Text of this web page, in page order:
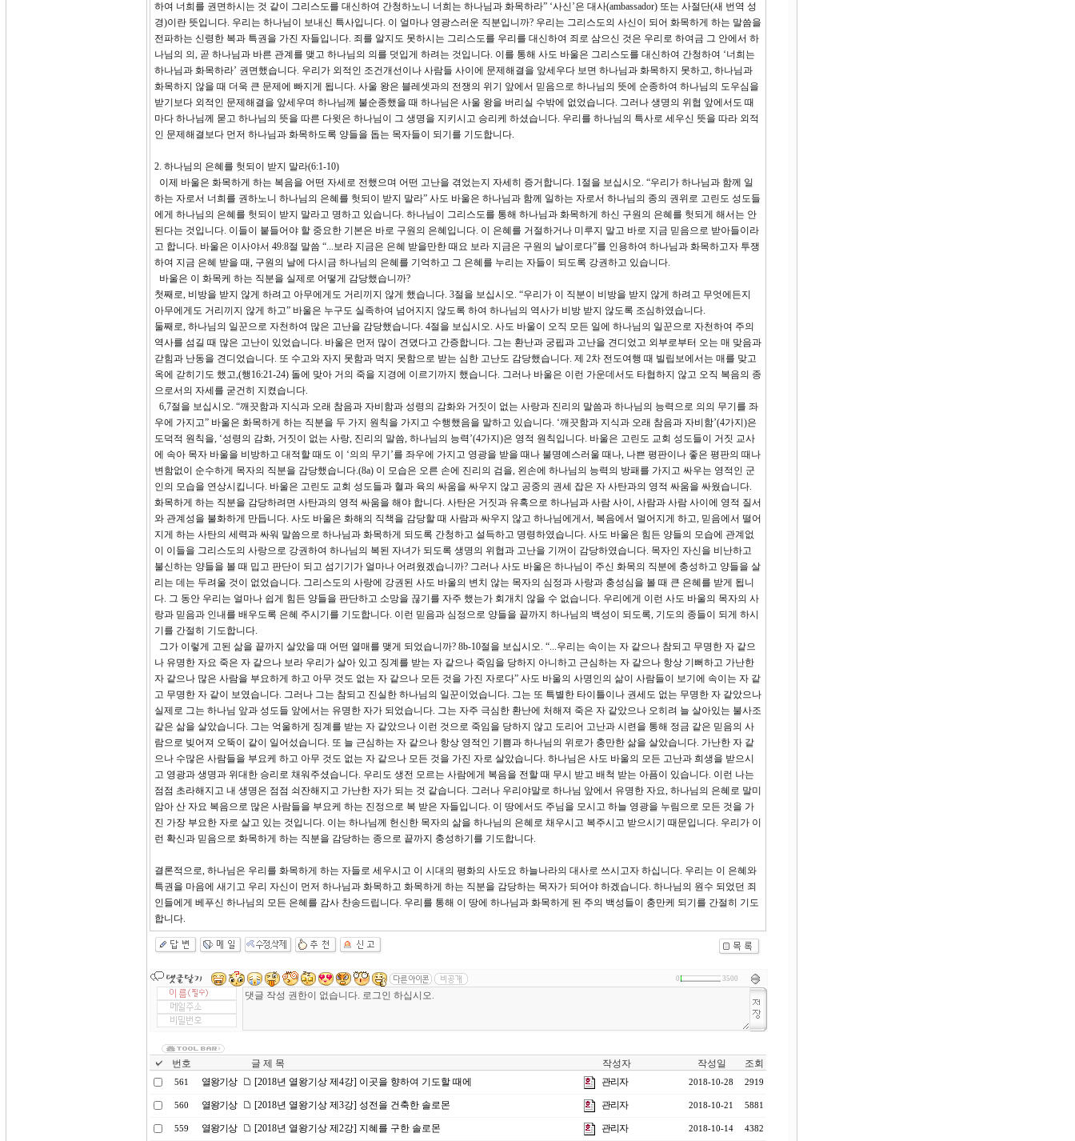
하여 너희를 권면하시는 것 같이 그리스도를 대신하여 간청하노니 너희는 하나님과 화목하라” ‘사신’은 대사(ambassador) 또는 사절단(새 번역 성
경)이란 뜻입니다. 우리는 하나님이 보내신 특사입니다. 이 얼마나 영광스러운 직분입니까? 우리는 그리스도의 사신이 되어 화목하게 하는 말씀을
전파하는 신령한 복과 특권을 가진 자들입니다. 죄를 알지도 못하시는 그리스도를 우리를 대신하여 죄로 삼으신 것은 우리로 하여금 그 안에서 하
나님의 의, 곧 하나님과 바른 관계를 맺고 하나님의 의를 덧입게 하려는 것입니다. 이를 통해 사도 바울은 그리스도를 대신하여 간청하여 ‘너희는
하나님과 화목하라’ 권면했습니다. 우리가 외적인 조건개선이나 사람들 사이에 문제해결을 앞세우다 보면 하나님과 화목하지 못하고, 하나님과
화목하지 않을 때 더욱 큰 문제에 빠지게 됩니다. 사울 왕은 블레셋과의 전쟁의 위기 앞에서 믿음으로 하나님의 뜻에 순종하여 하나님의 도우심을
받기보다 외적인 문제해결을 앞세우며 하나님께 불순종했을 때 하나님은 사울 왕을 버리실 수밖에 없었습니다. 그러나 생명의 위협 앞에서도 때
마다 하나님께 묻고 하나님의 뜻을 따른 다윗은 하나님이 그 생명을 지키시고 승리케 하셨습니다. 우리를 하나님의 특사로 세우신 뜻을 따라 외적
인 문제해결보다 먼저 하나님과 화목하도록 양들을 돕는 목자들이 되기를 기도합니다.
2. 하나님의 은혜를 헛되이 받지 말라(6:1-10)
이제 바울은 화목하게 하는 복음을 어떤 자세로 전했으며 어떤 고난을 겪었는지 자세히 증거합니다. 1절을 보십시오. “우리가 하나님과 함께 일
하는 자로서 너희를 권하노니 하나님의 은혜를 헛되이 받지 말라” 사도 바울은 하나님과 함께 일하는 자로서 하나님의 종의 권위로 고린도 성도들
에게 하나님의 은혜를 헛되이 받지 말라고 명하고 있습니다. 하나님이 그리스도를 통해 하나님과 화목하게 하신 구원의 은혜를 헛되게 해서는 안
된다는 것입니다. 이들이 붙들어야 할 중요한 기본은 바로 구원의 은혜입니다. 이 은혜를 거절하거나 미루지 말고 바로 지금 믿음으로 받아들이라
고 합니다. 바울은 이사야서 49:8절 말씀 “...보라 지금은 은혜 받을만한 때요 보라 지금은 구원의 날이로다”를 인용하여 하나님과 화목하고자 투쟁
하여 지금 은혜 받을 때, 구원의 날에 다시금 하나님의 은혜를 기억하고 그 은혜를 누리는 자들이 되도록 강권하고 있습니다.
바울은 이 화목케 하는 직분을 실제로 어떻게 감당했습니까?
첫째로, 비방을 받지 않게 하려고 아무에게도 거리끼지 않게 했습니다. 3절을 보십시오. “우리가 이 직분이 비방을 받지 않게 하려고 무엇에든지
아무에게도 거리끼지 않게 하고” 바울은 누구도 실족하여 넘어지지 않도록 하여 하나님의 역사가 비방 받지 않도록 조심하였습니다.
둘째로, 하나님의 일꾼으로 자천하여 많은 고난을 감당했습니다. 4절을 보십시오. 사도 바울이 오직 모든 일에 하나님의 일꾼으로 자천하여 주의
역사를 섬길 때 많은 고난이 있었습니다. 바울은 먼저 많이 견뎠다고 간증합니다. 그는 환난과 궁핍과 고난을 견디었고 외부로부터 오는 매 맞음과
갇힘과 난동을 견디었습니다. 또 수고와 자지 못함과 먹지 못함으로 받는 심한 고난도 감당했습니다. 제 2차 전도여행 때 빌립보에서는 매를 맞고
옥에 갇히기도 했고,(행16:21-24) 돌에 맞아 거의 죽을 지경에 이르기까지 했습니다. 그러나 바울은 이런 가운데서도 타협하지 않고 오직 복음의 종
으로서의 자세를 굳건히 지켰습니다.
6,7절을 보십시오. “깨끗함과 지식과 오래 참음과 자비함과 성령의 감화와 거짓이 없는 사랑과 진리의 말씀과 하나님의 능력으로 의의 무기를 좌
우에 가지고” 바울은 화목하게 하는 직분을 두 가지 원칙을 가지고 수행했음을 말하고 있습니다. ‘깨끗함과 지식과 오래 참음과 자비함’(4가지)은
도덕적 원칙을, ‘성령의 감화, 거짓이 없는 사랑, 진리의 말씀, 하나님의 능력’(4가지)은 영적 원칙입니다. 바울은 고린도 교회 성도들이 거짓 교사
에 속아 목자 바울을 비방하고 대적할 때도 이 ‘의의 무기’를 좌우에 가지고 영광을 받을 때나 불명예스러울 때나, 나쁜 평판이나 좋은 평판의 때나
변함없이 순수하게 목자의 직분을 감당했습니다.(8a) 이 모습은 오른 손에 진리의 검을, 왼손에 하나님의 능력의 방패를 가지고 싸우는 영적인 군
인의 모습을 연상시킵니다. 바울은 고린도 교회 성도들과 혈과 육의 싸움을 싸우지 않고 공중의 권세 잡은 자 사탄과의 영적 싸움을 싸웠습니다.
화목하게 하는 직분을 감당하려면 사탄과의 영적 싸움을 해야 합니다. 사탄은 거짓과 유혹으로 하나님과 사람 사이, 사람과 사람 사이에 영적 질서
와 관계성을 불화하게 만듭니다. 사도 바울은 화해의 직책을 감당할 때 사람과 싸우지 않고 하나님에게서, 복음에서 멀어지게 하고, 믿음에서 떨어
지게 하는 사탄의 세력과 싸워 말씀으로 하나님과 화목하게 되도록 간청하고 설득하고 명령하였습니다. 사도 바울은 힘든 양들의 모습에 관계없
이 이들을 그리스도의 사랑으로 강권하여 하나님의 복된 자녀가 되도록 생명의 위협과 고난을 기꺼이 감당하였습니다. 목자인 자신을 비난하고
불신하는 양들을 볼 때 밉고 판단이 되고 섬기기가 얼마나 어려웠겠습니까? 그러나 사도 바울은 하나님이 주신 화목의 직분에 충성하고 양들을 살
리는 데는 두려울 것이 없었습니다. 그리스도의 사랑에 강권된 사도 바울의 변치 않는 목자의 심정과 사랑과 충성심을 볼 때 큰 은혜를 받게 됩니
다. 그 동안 우리는 얼마나 쉽게 힘든 양들을 판단하고 소망을 끊기를 자주 했는가 회개치 않을 수 없습니다. 우리에게 이런 사도 바울의 목자의 사
랑과 믿음과 인내를 배우도록 은혜 주시기를 기도합니다. 이런 믿음과 심정으로 양들을 끝까지 하나님의 백성이 되도록, 기도의 종들이 되게 하시
기를 간절히 기도합니다.
그가 이렇게 고된 삶을 끝까지 살았을 때 어떤 열매를 맺게 되었습니까? 8b-10절을 보십시오. “...우리는 속이는 자 같으나 참되고 무명한 자 같으
나 유명한 자요 죽은 자 같으나 보라 우리가 살아 있고 징계를 받는 자 같으나 죽임을 당하지 아니하고 근심하는 자 같으나 항상 기뻐하고 가난한
자 같으나 많은 사람을 부요하게 하고 아무 것도 없는 자 같으나 모든 것을 가진 자로다” 사도 바울의 사명인의 삶이 사람들이 보기에 속이는 자 같
고 무명한 자 같이 보였습니다. 그러나 그는 참되고 진실한 하나님의 일꾼이었습니다. 그는 또 특별한 타이틀이나 권세도 없는 무명한 자 같았으나
실제로 그는 하나님 앞과 성도들 앞에서는 유명한 자가 되었습니다. 그는 자주 극심한 환난에 처해져 죽은 자 같았으나 오히려 늘 살아있는 불사조
같은 삶을 살았습니다. 그는 억울하게 징계를 받는 자 같았으나 이런 것으로 죽임을 당하지 않고 도리어 고난과 시련을 통해 정금 같은 믿음의 사
람으로 빚어져 오뚝이 같이 일어섰습니다. 또 늘 근심하는 자 같으나 항상 영적인 기쁨과 하나님의 위로가 충만한 삶을 살았습니다. 가난한 자 같
으나 수많은 사람들을 부요케 하고 아무 것도 없는 자 같으나 모든 것을 가진 자로 살았습니다. 하나님은 사도 바울의 모든 고난과 희생을 받으시
고 영광과 생명과 위대한 승리로 채워주셨습니다. 우리도 생전 모르는 사람에게 복음을 전할 때 무시 받고 배척 받는 아픔이 있습니다. 이런 나는
점점 초라해지고 내 생명은 점점 쇠잔해지고 가난한 자가 되는 것 같습니다. 그러나 우리야말로 하나님 앞에서 유명한 자요, 하나님의 은혜로 말미
암아 산 자요 복음으로 많은 사람들을 부요케 하는 진정으로 복 받은 자들입니다. 이 땅에서도 주님을 모시고 하늘 영광을 누림으로 모든 것을 가
진 가장 부요한 자로 살고 있는 것입니다. 이는 하나님께 헌신한 목자의 삶을 하나님의 은혜로 채우시고 복주시고 받으시기 때문입니다. 우리가 이
런 확신과 믿음으로 화목하게 하는 직분을 감당하는 종으로 끝까지 충성하기를 기도합니다.
결론적으로, 하나님은 우리를 화목하게 하는 자들로 세우시고 이 시대의 평화의 사도요 하늘나라의 대사로 쓰시고자 하십니다. 우리는 이 은혜와
특권을 마음에 새기고 우리 자신이 먼저 하나님과 화목하고 화목하게 하는 직분을 감당하는 목자가 되어야 하겠습니다. 하나님의 원수 되었던 죄
인들에게 베푸신 하나님의 모든 은혜를 감사 찬송드립니다. 우리를 통해 이 땅에 하나님과 화목하게 된 주의 백성들이 충만케 되기를 간절히 기도
합니다.
0 3500
번호 글 제 목 작성자 작성일 조회
561 열왕기상 [2018년 열왕기상 제4강] 이곳을 향하여 기도할 때에 관리자 2018-10-28 2919
560 열왕기상 [2018년 열왕기상 제3강] 성전을 건축한 솔로몬 관리자 2018-10-21 5881
559 열왕기상 [2018년 열왕기상 제2강] 지혜를 구한 솔로몬 관리자 2018-10-14 4382